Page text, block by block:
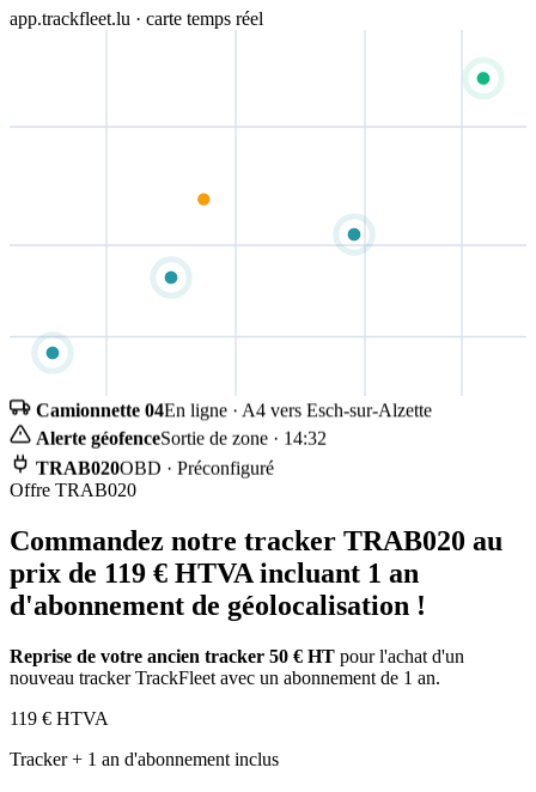
app.trackfleet.lu · carte temps réel
Camionnette 04En ligne · A4 vers Esch-sur-Alzette
Alerte géofenceSortie de zone · 14:32
TRAB020OBD · Préconfiguré
Offre TRAB020
Commandez notre tracker TRAB020 au
prix de 119 € HTVA incluant 1 an
d'abonnement de géolocalisation !
Reprise de votre ancien tracker 50 € HT pour l'achat d'un
nouveau tracker TrackFleet avec un abonnement de 1 an.
119 € HTVA
Tracker + 1 an d'abonnement inclus